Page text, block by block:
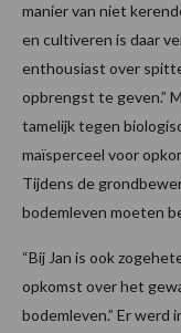
manier van niet
en cultiveren is daar
enthousiast over
opbrengst te geven.”
tamelijk tegen
maïsperceel voor
Tijdens de
bodemleven moeten
“Bij Jan is ook
opkomst over het
bodemleven.” Er